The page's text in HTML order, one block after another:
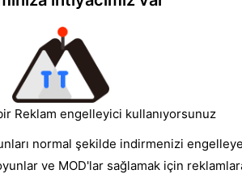
Reklam engelleyici kullanıyorsunuz
normal şekilde indirmenizi
ve MOD'lar sağlamak için